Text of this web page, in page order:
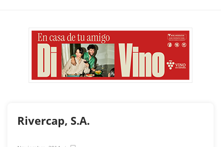
Rivercap, S.A.